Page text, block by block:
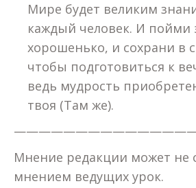
Мире будет великим
каждый человек. И пойми
хорошенько, и сохрани в
чтобы подготовиться к
ведь мудрость
твоя (Там же).
Мнение редакции может не
мнением ведущих урок.